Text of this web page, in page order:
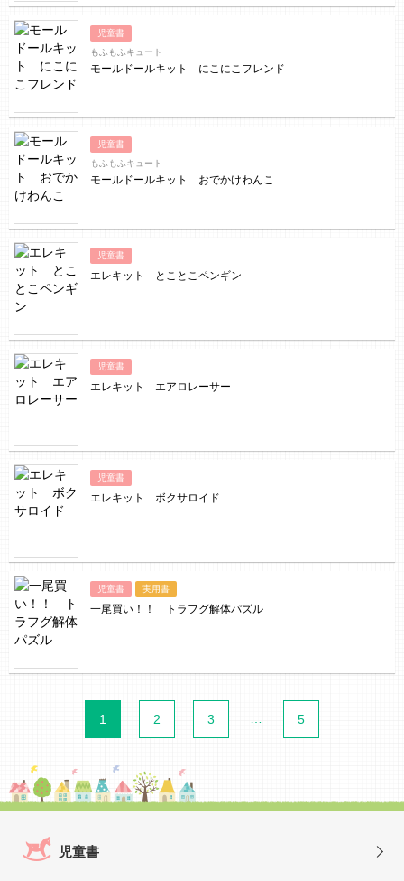
児童書
もふもふキュート
モールドールキット にこにこフレンド
児童書
もふもふキュート
モールドールキット おでかけわんこ
児童書
エレキット とことこペンギン
児童書
エレキット エアロレーサー
児童書
エレキット ボクサロイド
児童書 実用書
一尾買い！！ トラフグ解体パズル
1 2 3 5
児童書